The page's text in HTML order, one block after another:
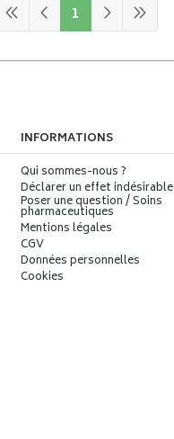
1
INFORMATIONS
Qui sommes-nous ?
Déclarer un effet indésirable
Poser une question / Soins
pharmaceutiques
Mentions légales
CGV
Données personnelles
Cookies